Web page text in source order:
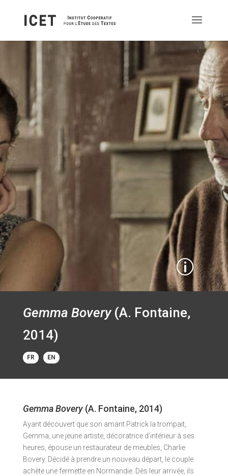
p
Gemma Bovery(A. Fontaine,
2014)
FR EN
Gemma Bovery(A. Fontaine, 2014)
Ayant découvert que son amant Patrick la trompait,
Gemma, une jeune artiste, décoratrice d’intérieur à ses
heures, épouse un restaurateur de meubles, Charlie
Bovery. Décidé à prendre un nouveau départ, le couple
achète une fermette en Normandie. Dès leur arrivée, ils